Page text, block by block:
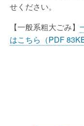
せください。
【一般系粗大ごみ】
はこちら（PDF 83KB